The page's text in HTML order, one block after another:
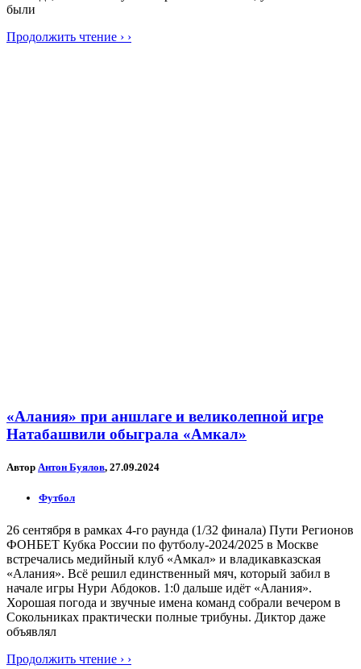
были
Продолжить чтение › ›
«Алания» при аншлаге и великолепной игре
Натабашвили обыграла «Амкал»
Автор Антон Буялов, 27.09.2024
Футбол
26 сентября в рамках 4-го раунда (1/32 финала) Пути Регионов
ФОНБЕТ Кубка России по футболу-2024/2025 в Москве
встречались медийный клуб «Амкал» и владикавказская
«Алания». Всё решил единственный мяч, который забил в
начале игры Нури Абдоков. 1:0 дальше идёт «Алания».
Хорошая погода и звучные имена команд собрали вечером в
Сокольниках практически полные трибуны. Диктор даже
объявлял
Продолжить чтение › ›